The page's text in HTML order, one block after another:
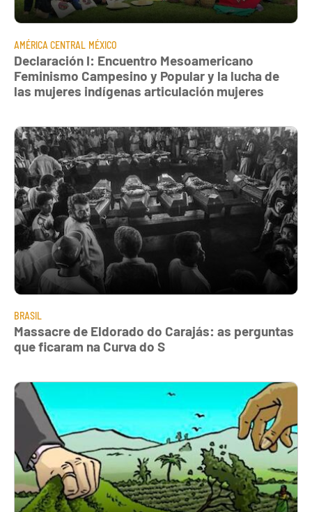
AMÉRICA CENTRAL MÉXICO
Declaración I: Encuentro Mesoamericano
Feminismo Campesino y Popular y la lucha de
las mujeres indígenas articulación mujeres
BRASIL
Massacre de Eldorado do Carajás: as perguntas
que ficaram na Curva do S